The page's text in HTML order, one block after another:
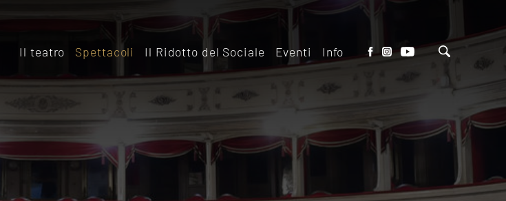
Il teatro
Le sale
Affitta il Teatro
Sostieni il Teatro
Spettacoli Il Ridotto del Sociale
Il ridotto del Teatro
Affitta il ridotto
Archivio Eventi del
Ridotto
Eventi Info
Contatti
Dove siamo